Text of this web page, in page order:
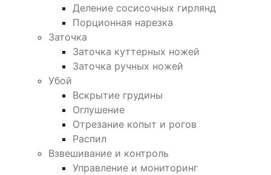
Деление сосисочных гирлянд
Порционная нарезка
Заточка
Заточка куттерных ножей
Заточка ручных ножей
Убой
Вскрытие грудины
Оглушение
Отрезание копыт и рогов
Распил
Взвешивание и контроль
Управление и мониторинг